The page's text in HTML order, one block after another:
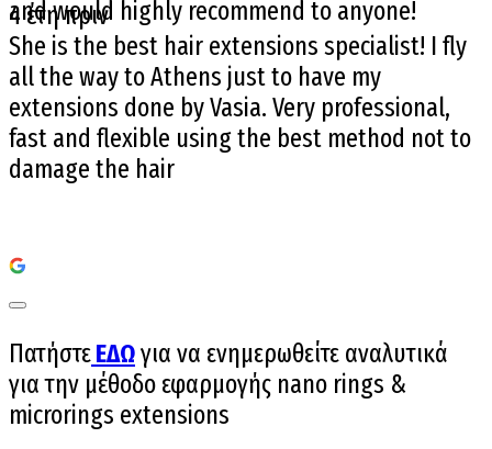
and would highly recommend to anyone!
4 έτη πριν
She is the best hair extensions specialist! I fly
all the way to Athens just to have my
extensions done by Vasia. Very professional,
fast and flexible using the best method not to
damage the hair
ΠατήστεΕΔΩγια να ενημερωθείτε αναλυτικά
για την μέθοδο εφαρμογής nano rings &
microrings extensions